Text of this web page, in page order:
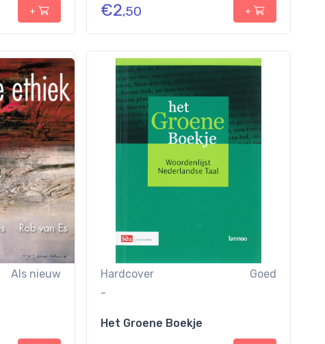
+ €2,50 +
Als nieuw
Hardcover
Goed
-
Het Groene Boekje